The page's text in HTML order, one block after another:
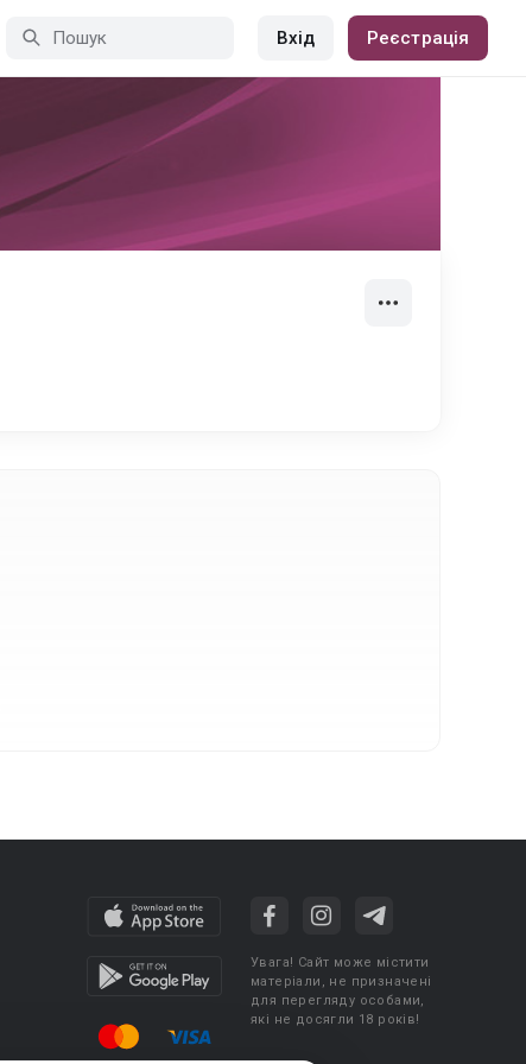
Вхід Реєстрація
Увага! Сайт може містити
матеріали, не призначені
для перегляду особами,
які не досягли 18 років!